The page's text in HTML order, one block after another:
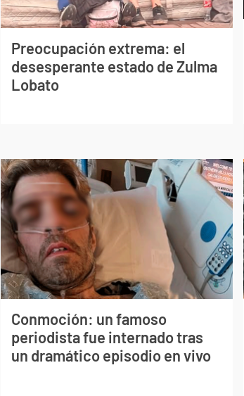
Preocupación extrema: el
desesperante estado de Zulma
Lobato
Conmoción: un famoso
periodista fue internado tras
un dramático episodio en vivo